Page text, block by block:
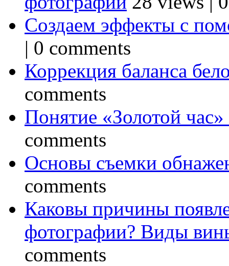
Создаем эффекты с
| 0 comments
Коррекция баланса
comments
Понятие «Золотой
comments
Основы съемки
comments
Каковы причины
фотографии? Виды
comments